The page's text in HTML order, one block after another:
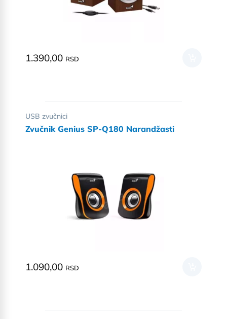
1.390,00 RSD
USB zvučnici
Zvučnik Genius SP-Q180 Narandžasti
1.090,00 RSD